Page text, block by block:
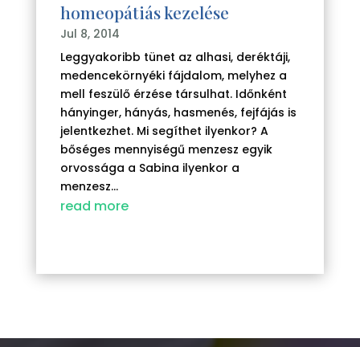
homeopátiás kezelése
Jul 8, 2014
Leggyakoribb tünet az alhasi, deréktáji,
medencekörnyéki fájdalom, melyhez a
mell feszülő érzése társulhat. Időnként
hányinger, hányás, hasmenés, fejfájás is
jelentkezhet. Mi segíthet ilyenkor? A
bőséges mennyiségű menzesz egyik
orvossága a Sabina ilyenkor a
menzesz...
read more